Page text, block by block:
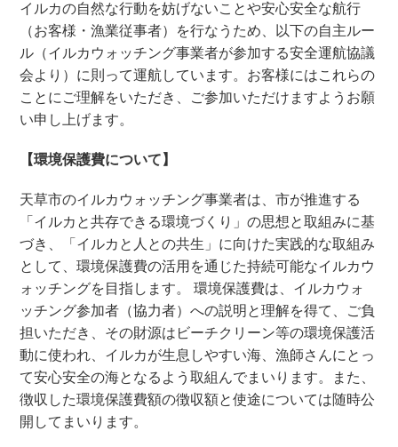
イルカの自然な行動を妨げないことや安心安全な航行
（お客様・漁業従事者）を行なうため、以下の自主ルー
ル（イルカウォッチング事業者が参加する安全運航協議
会より）に則って運航しています。お客様にはこれらの
ことにご理解をいただき、ご参加いただけますようお願
い申し上げます。
【環境保護費について】
天草市のイルカウォッチング事業者は、市が推進する
「イルカと共存できる環境づくり」の思想と取組みに基
づき、「イルカと人との共生」に向けた実践的な取組み
として、環境保護費の活用を通じた持続可能なイルカウ
ォッチングを目指します。
環境保護費は、イルカウォ
ッチング参加者（協力者）への説明と理解を得て、ご負
担いただき、その財源はビーチクリーン等の環境保護活
動に使われ、イルカが生息しやすい海、漁師さんにとっ
て安心安全の海となるよう取組んでまいります。また、
徴収した環境保護費額の徴収額と使途については随時公
開してまいります。